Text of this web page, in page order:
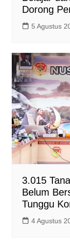
Dorong
5 Agustus
3.015
Belum
Tunggu
4 Agustus